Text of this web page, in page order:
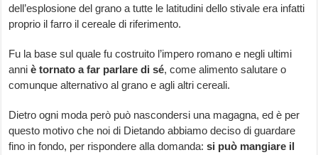
dell’esplosione del grano a tutte le latitudini dello stivale era infatti
proprio il farro il cereale di riferimento.
Fu la base sul quale fu costruito l’impero romano e negli ultimi
anniè tornato a far parlare di sé, come alimento salutare o
comunque alternativo al grano e agli altri cereali.
Dietro ogni moda però può nascondersi una magagna, ed è per
questo motivo che noi di Dietando abbiamo deciso di guardare
fino in fondo, per rispondere alla domanda:si può mangiare il